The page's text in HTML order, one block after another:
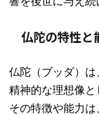
仏陀の特性と
仏陀（ブッダ）は
精神的な理想像と
その特徴や能力